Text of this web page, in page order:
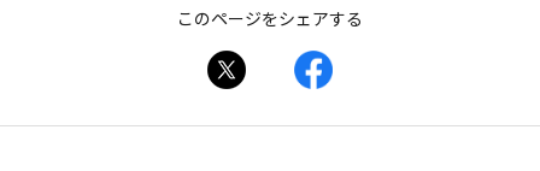
このページをシェアする